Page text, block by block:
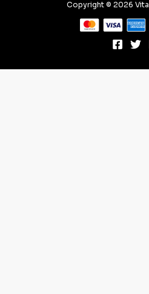
Copyright © 2026